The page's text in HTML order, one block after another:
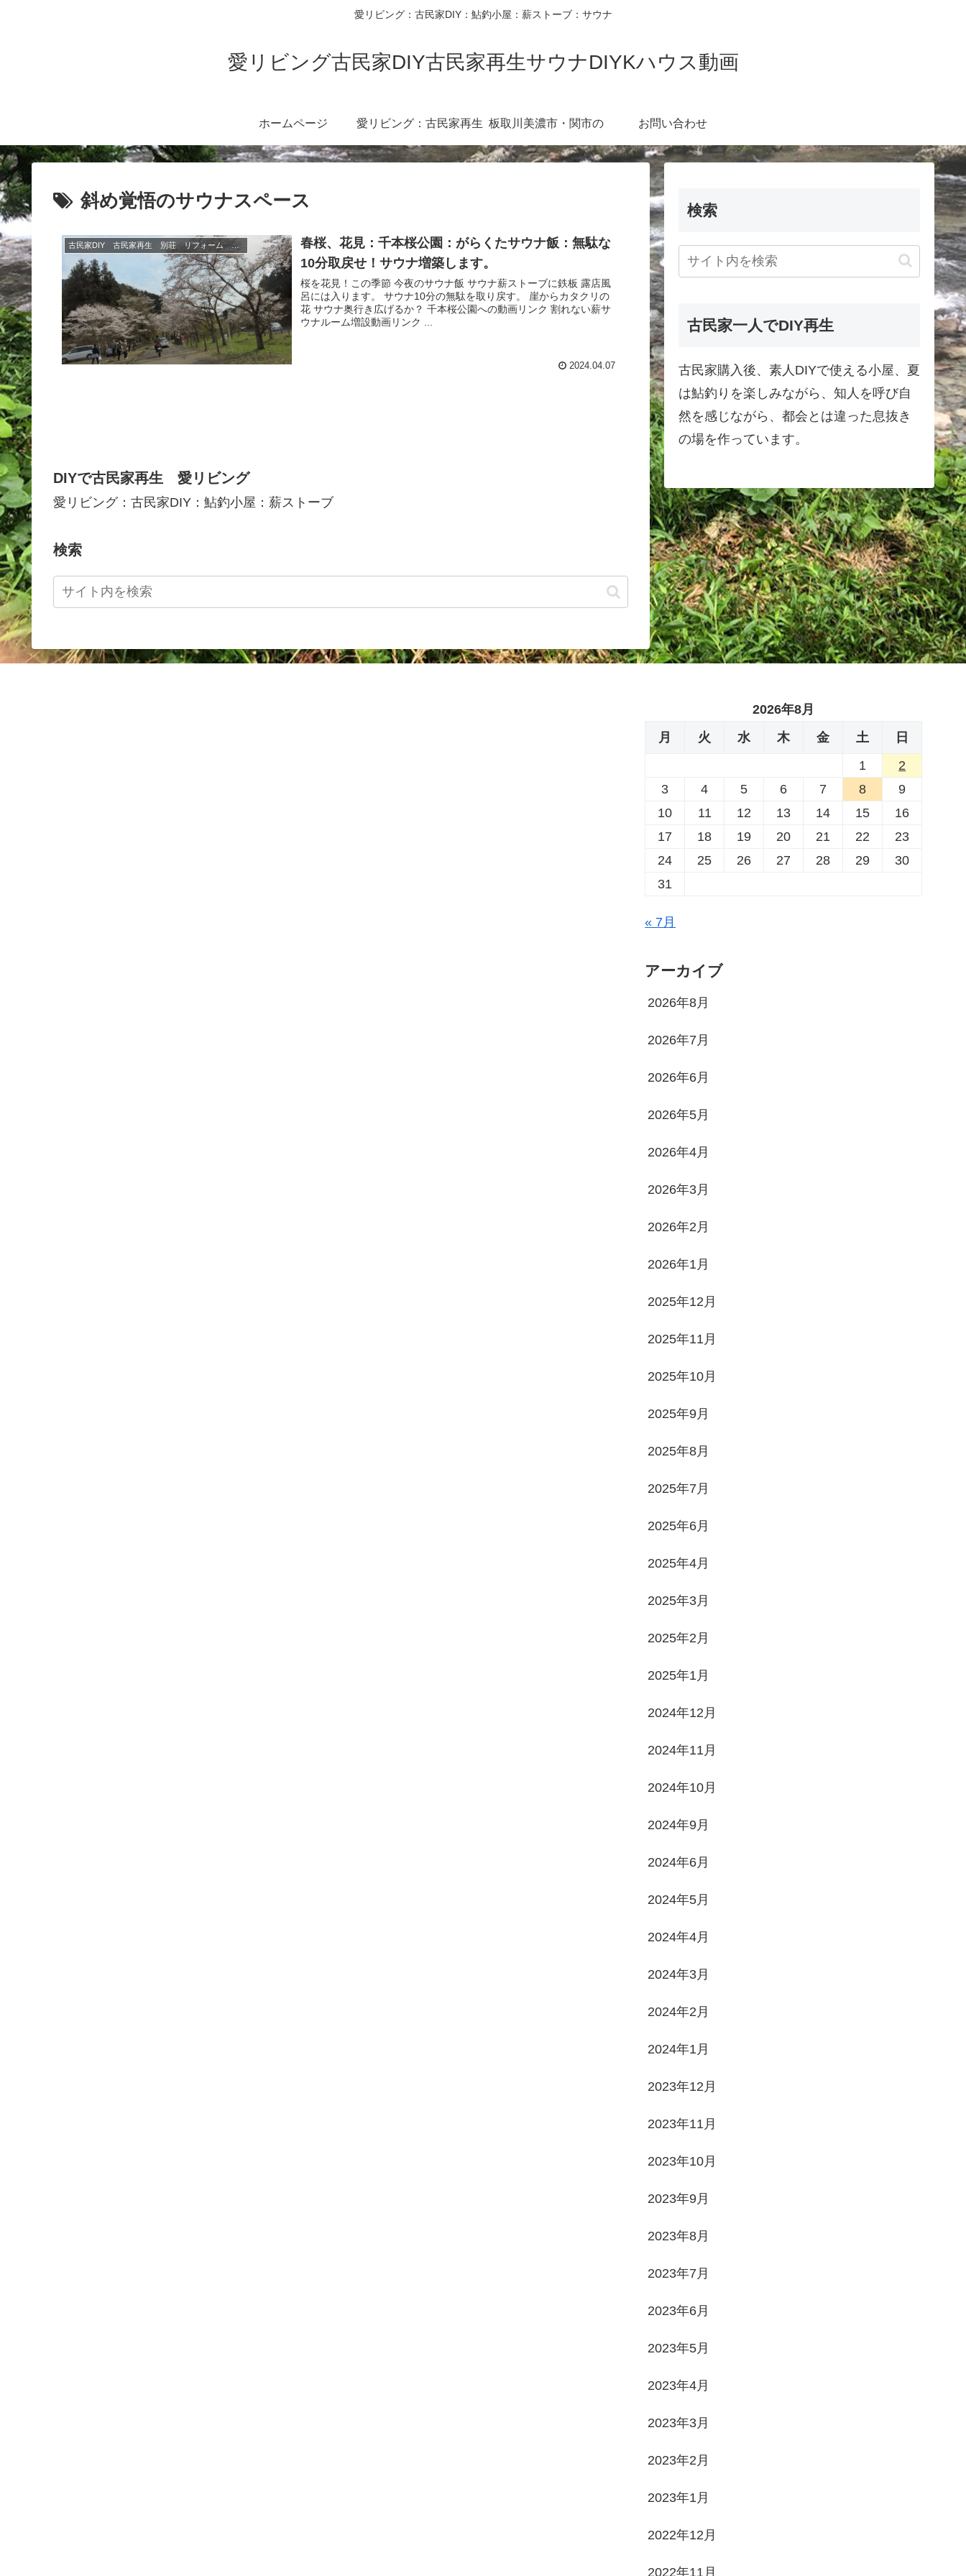
愛リビング：古民家DIY：鮎釣小屋：薪ストーブ：サウナ
愛リビング古民家DIY古民家再生サウナDIYKハウス動画
ホームページ 愛リビング：古民家再生
diy360度
板取川美濃市・関市の
川：３６０度カメラ
お問い合わせ
斜め覚悟のサウナスペース
春桜、花見：千本桜公園：がらくたサウナ飯：無駄な
10分取戻せ！サウナ増築します。
桜を花見！この季節 今夜のサウナ飯 サウナ薪ストーブに鉄板 露店風
呂には入ります。 サウナ10分の無駄を取り戻す。 崖からカタクリの
花 サウナ奥行き広げるか？ 千本桜公園への動画リンク 割れない薪サ
ウナルーム増設動画リンク ...
2024.04.07
DIYで古民家再生 愛リビング
愛リビング：古民家DIY：鮎釣小屋：薪ストーブ
検索
検索
古民家一人でDIY再生
古民家購入後、素人DIYで使える小屋、夏
は鮎釣りを楽しみながら、知人を呼び自
然を感じながら、都会とは違った息抜き
の場を作っています。
2026年8月
月
火 水 木 金 土
日
1
2
3
4 5 6 7 8
9
10
11 12 13 14 15
16
17
18 19 20 21 22
23
24
25 26 27 28 29
30
31
« 7月
アーカイブ
2026年8月
2026年7月
2026年6月
2026年5月
2026年4月
2026年3月
2026年2月
2026年1月
2025年12月
2025年11月
2025年10月
2025年9月
2025年8月
2025年7月
2025年6月
2025年4月
2025年3月
2025年2月
2025年1月
2024年12月
2024年11月
2024年10月
2024年9月
2024年6月
2024年5月
2024年4月
2024年3月
2024年2月
2024年1月
2023年12月
2023年11月
2023年10月
2023年9月
2023年8月
2023年7月
2023年6月
2023年5月
2023年4月
2023年3月
2023年2月
2023年1月
2022年12月
2022年11月